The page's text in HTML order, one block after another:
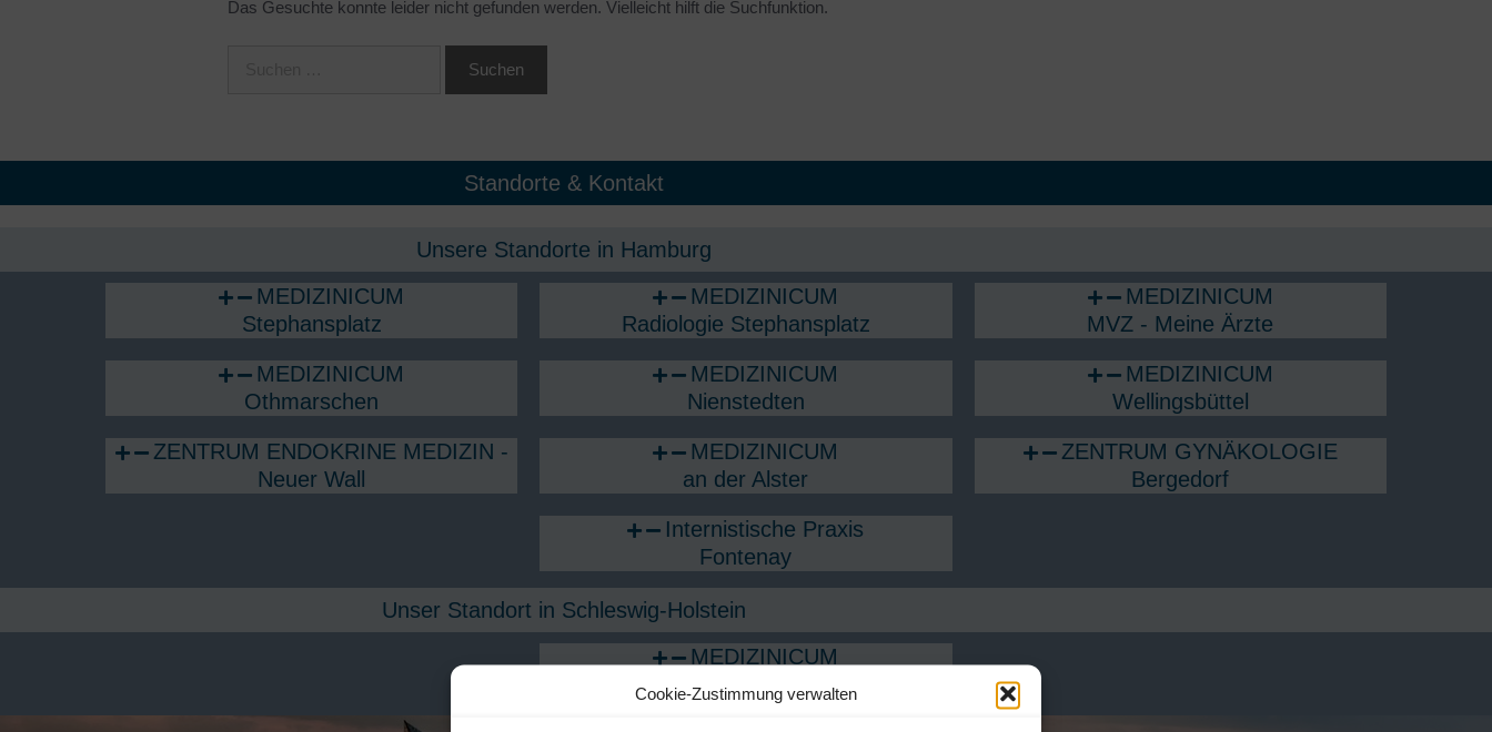
Cookie-Zustimmung verwalten
Betriebliches
Dermatologie
Endokrinologie
Funktionelle Magen-Darm-
Gastroenterologie, Endoskopie
Hämatologie, Onkologie
Infektiologie
Integrative Schmerztherapie
Nahrungsmittelallergien,
Osteologie & Osteoporose
Pneumologie
Post COVID Sprechstunde
Post-COVID-Check
Viszeralchirurgie
Das Gesuchte konnte leider nicht gefunden werden. Vielleicht hilft die Suchfunktion.
Standorte & Kontakt
Unsere Standorte in Hamburg​
MEDIZINICUM
Stephansplatz
MEDIZINICUM
Radiologie Stephansplatz
MEDIZINICUM
MVZ - Meine Ärzte
MEDIZINICUM
Othmarschen
MEDIZINICUM
Nienstedten
MEDIZINICUM
Wellingsbüttel
ZENTRUM ENDOKRINE MEDIZIN -
Neuer Wall
MEDIZINICUM
an der Alster
ZENTRUM GYNÄKOLOGIE
Bergedorf
Internistische Praxis
Fontenay
Unser Standort in Schleswig-Holstein
MEDIZINICUM
Ahrensburg